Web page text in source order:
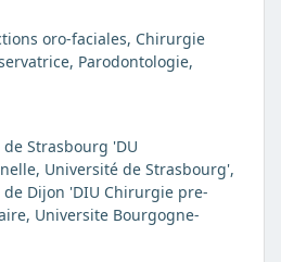
oro-faciales, Chirurgie
Parodontologie,
Strasbourg 'DU
Université de Strasbourg',
Dijon 'DIU Chirurgie pre-
Universite Bourgogne-